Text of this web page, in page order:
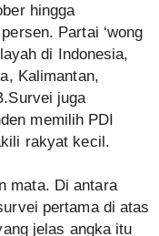
hingga
Partai ‘wong
di Indonesia,
Kalimantan,
juga
memilih PDI
rakyat kecil.
mata. Di antara
pertama di atas
jelas angka itu